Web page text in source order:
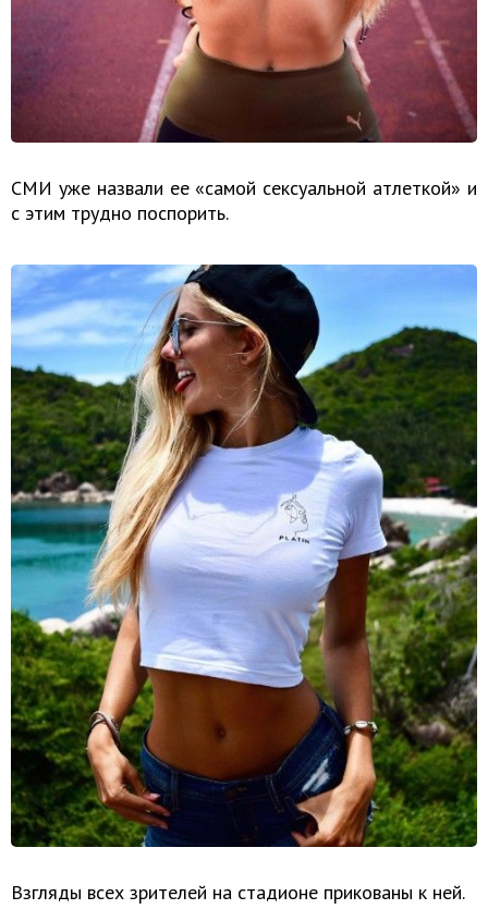
СМИ уже назвали ее «самой сексуальной атлеткой» и
с этим трудно поспорить.
Взгляды всех зрителей на стадионе прикованы к ней.